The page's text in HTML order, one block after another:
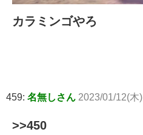
カラミンゴやろ
459: 名無しさん 2023/01/12(木
>>450